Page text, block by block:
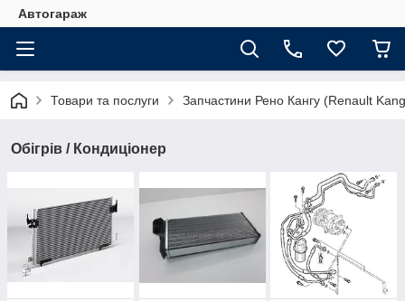
Автогараж
Товари та послуги Запчастини Рено Кангу (Renault
Обігрів / Кондиціонер